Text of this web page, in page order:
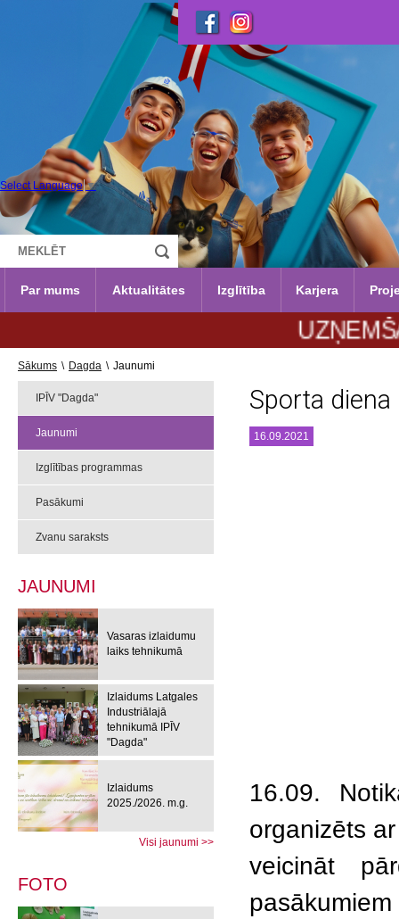
Select Language ▼
Par mums Aktualitātes Izglītība Karjera
Sākums \ Dagda \ Jaunumi
IPĪV "Dagda"
Jaunumi
Izglītības programmas
Pasākumi
Zvanu saraksts
JAUNUMI
Vasaras izlaidumu
laiks tehnikumā
Izlaidums Latgales
Industriālajā
tehnikumā IPĪV
"Dagda"
Izlaidums
2025./2026. m.g.
Visi jaunumi >>
FOTO
Sporta diena
16.09.2021
16.09.
organizēts
veicināt